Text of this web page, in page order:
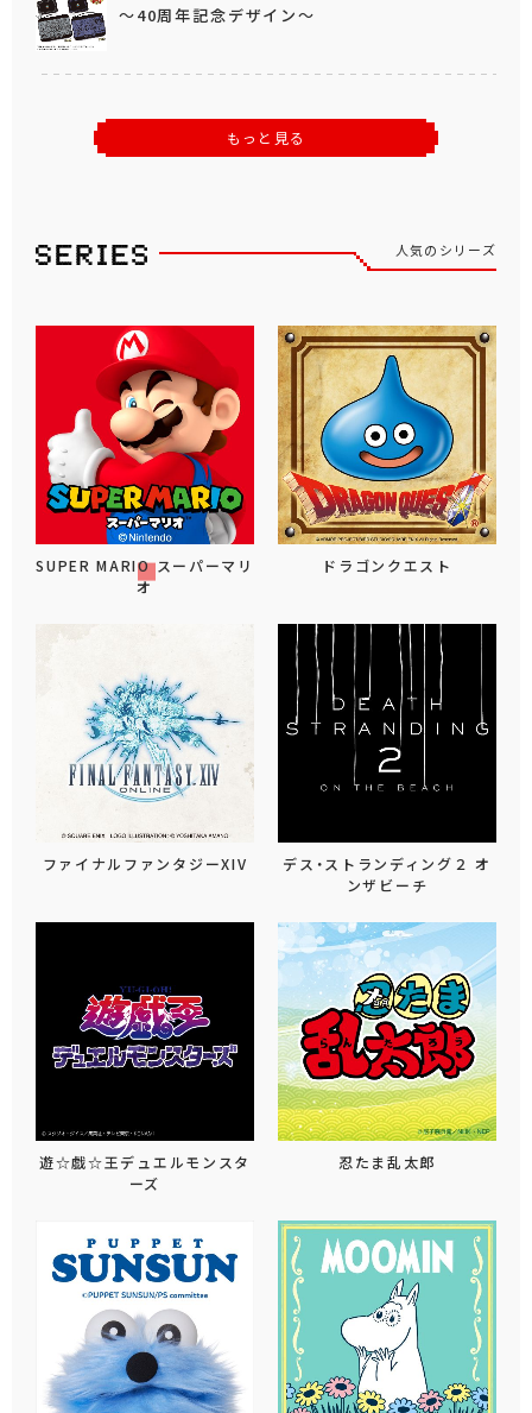
～40周年記念デザイン～
もっと見る
人気のシリーズ
SUPER MARIO スーパーマリ
オ
ドラゴンクエスト
ファイナルファンタジーXIV
デス・ストランディング２ オ
ンザビーチ
遊☆戯☆王デュエルモンスタ
ーズ
忍たま乱太郎